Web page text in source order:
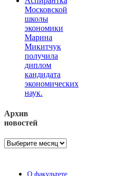
Московской
школы
экономики
Марина
Микитчук
получила
диплом
кандидата
экономических
наук.
Архив
новостей
Архив
О факультете